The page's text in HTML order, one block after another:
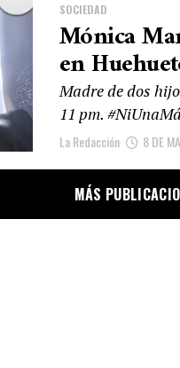
SOCIEDAD
Mónica
en
Madre de dos
11 pm.
La Redacción 8 DE
MÁS